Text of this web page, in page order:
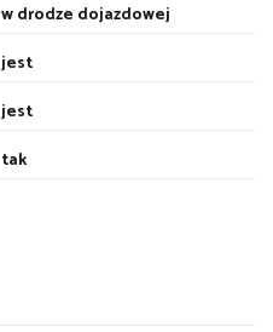
w drodze dojazdowej
jest
jest
tak